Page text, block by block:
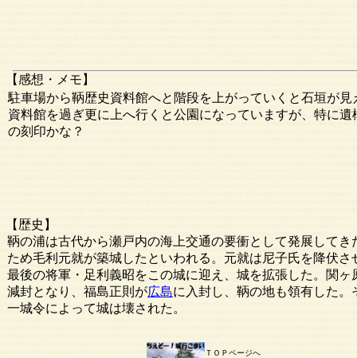
【感想・メモ】
【歴史】
ＴＯＰページへ
駐車場から鞆歴史資料館へと階段を上がっていくと石垣が
資料館を過ぎ更に上へ行くと公園になっていますが、特に
の刻印かな？
鞆の浦は古代から瀬戸内の海上交通の要衝として発展してき
ため毛利元就が築城したといわれる。元就は尼子氏を降伏
最後の将軍・足利義昭をこの城に迎え、城を拡張した。関
減封となり、福島正則が広島に入封し、鞆の地も領有した
一城令によって城は壊された。